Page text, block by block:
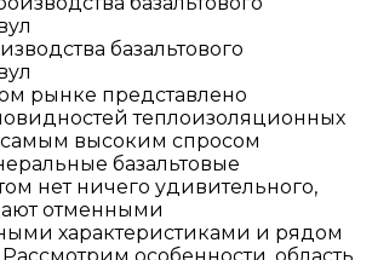
базальтового
рынке представлено
теплоизоляционных
самым высоким спросом
базальтовые
нет ничего удивительного,
отменными
характеристиками и рядом